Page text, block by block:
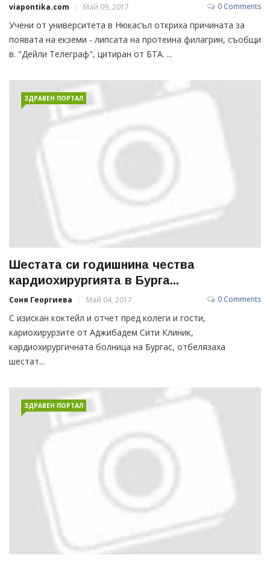
viapontika.com Май 09, 2017 0 Comments
Учени от университета в Нюкасъл откриха причината за
появата на екземи - липсата на протеина филагрин, съобщи
в. "Дейли Телеграф", цитиран от БТА. ...
ЗДРАВЕН ПОРТАЛ
Шестата си годишнина чества
кардиохирургията в Бурга...
Соня Георгиева Май 04, 2017 0 Comments
С изискан коктейл и отчет пред колеги и гости,
кариохирурзите от Аджибадем Сити Клиник,
кардиохирургичната болница на Бургас, отбелязаха
шестат...
ЗДРАВЕН ПОРТАЛ